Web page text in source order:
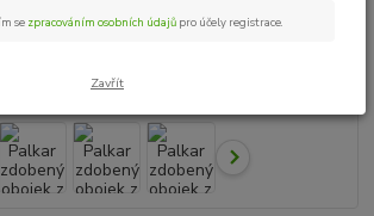
se zpracováním osobních údajů pro účely registrace.
Zavřít